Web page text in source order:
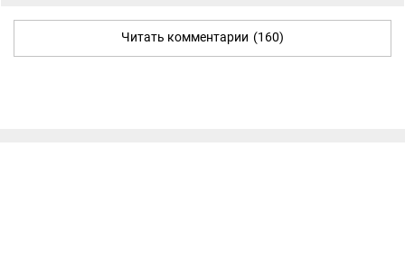
Читать комментарии (160)